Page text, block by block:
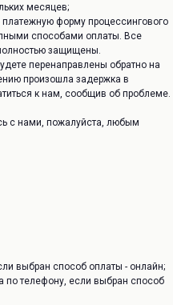
месяцев;
форму процессингового
способами оплаты. Все
защищены.
перенаправлены обратно на
произошла задержка в
к нам, сообщив об проблеме.
с нами, пожалуйста, любым
выбран способ оплаты - онлайн;
по телефону, если выбран способ